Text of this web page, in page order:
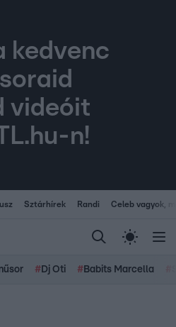
kedvenc
videóit
n!
Sztárhírek Randi Celeb vagyok,
# Dj Oti # Babits Marcella